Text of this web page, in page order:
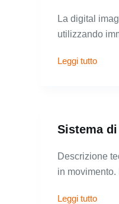
La digital
utilizzando
Leggi tutto
Sistema
Descrizione
in
Leggi tutto